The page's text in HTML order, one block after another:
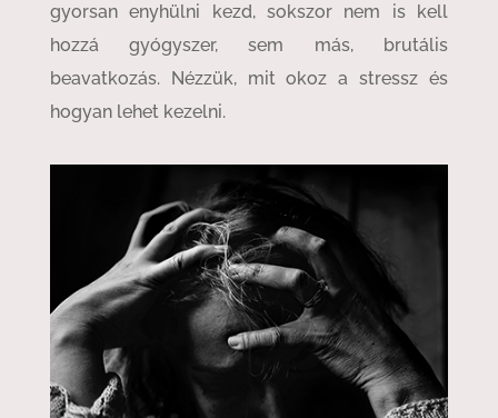
gyorsan enyhülni kezd, sokszor nem is kell
hozzá gyógyszer, sem más, brutális
beavatkozás. Nézzük, mit okoz a stressz és
hogyan lehet kezelni.